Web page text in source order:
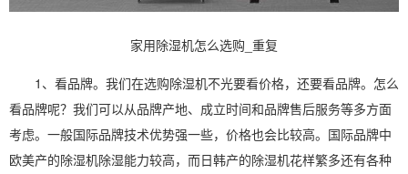
家用除湿机怎么选购_重复
1、看品牌。我们在选购除湿机不光要看价格，还要看品牌。怎么
看品牌呢？我们可以从品牌产地、成立时间和品牌售后服务等多方面
考虑。一般国际品牌技术优势强一些，价格也会比较高。国际品牌中
欧美产的除湿机除湿能力较高，而日韩产的除湿机花样繁多还有各种